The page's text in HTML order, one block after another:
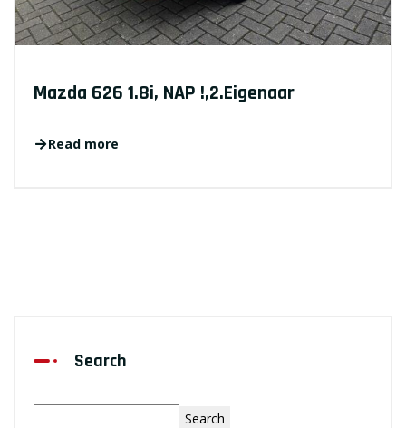
Mazda 626 1.8i, NAP !,2.Eigenaar
Read more
Search
Search